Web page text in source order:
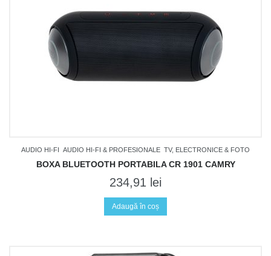
AUDIO HI-FI AUDIO HI-FI & PROFESIONALE TV, ELECTRONICE & FOTO
BOXA BLUETOOTH PORTABILA CR 1901 CAMRY
234,91 lei
Adaugă în coș